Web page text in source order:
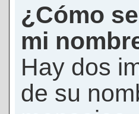
¿Cómo
mi
Hay dos
de su